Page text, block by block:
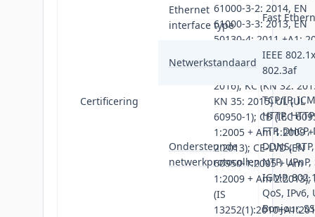
Certificering
61000-3-2: 2014, EN
61000-3-3: 2013, EN
50130-4: 2011 +A1:
RCM (AS/NZS CISPR
2015); IC (ICES-003: 6,
2016); KC (KN 32:
KN 35: 2015) UL (UL
60950-1); CB (IEC
1:2005 + Am 1:2009
2:2013); CE-LVD (EN
60950-1:2005 + Am
1:2009 + Am 2:2013);
(IS
Ethernet
interface type
Fast
Netwerkstandaard
IEEE
802.3af
Ondersteunde
netwerkprotocollen
TCP/IP,
HTTP,
FTP, DHCP,
DDNS,
NTP, UPnP,
IGMP,
QoS, IPv6,
Bonjour,